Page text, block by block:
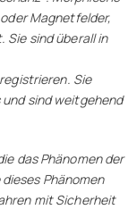
Magnetfelder,
Sie sind überall in
Sie
sind weitgehend
das Phänomen der
Phänomen
mit Sicherheit